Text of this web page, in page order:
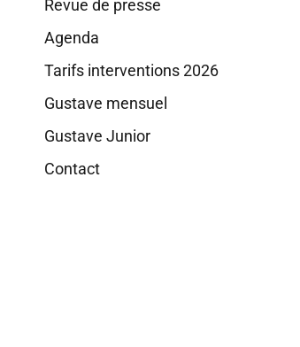
Revue de presse
Agenda
Tarifs interventions 2026
Gustave mensuel
Gustave Junior
Contact